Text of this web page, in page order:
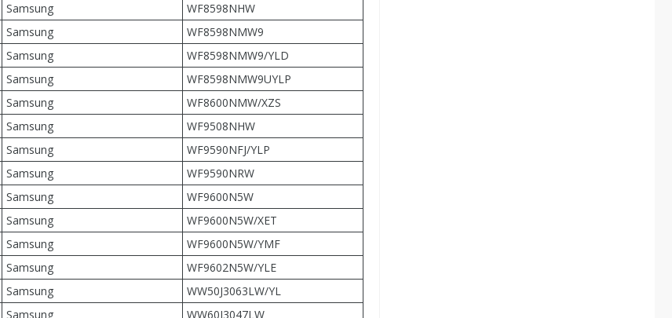
Samsung
WF8598NHW
Samsung
WF8598NMW9
Samsung
WF8598NMW9/YLD
Samsung
WF8598NMW9UYLP
Samsung
WF8600NMW/XZS
Samsung
WF9508NHW
Samsung
WF9590NFJ/YLP
Samsung
WF9590NRW
Samsung
WF9600N5W
Samsung
WF9600N5W/XET
Samsung
WF9600N5W/YMF
Samsung
WF9602N5W/YLE
Samsung
WW50J3063LW/YL
Samsung WW60J3047LW